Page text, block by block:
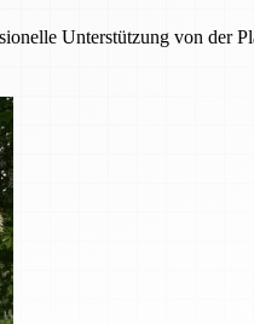
Unterstützung von der